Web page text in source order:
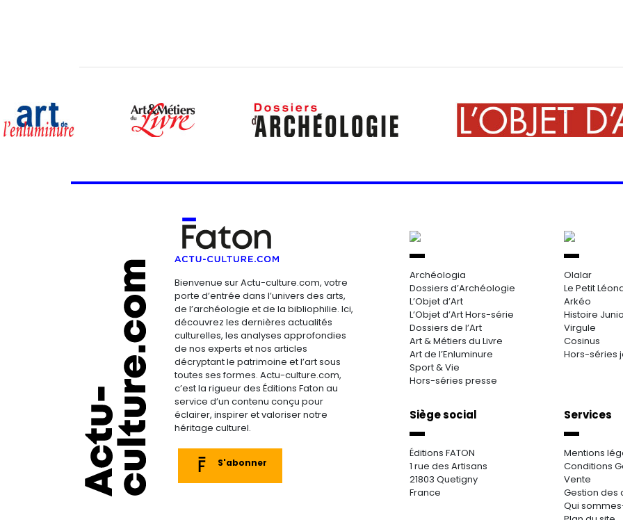
Bienvenue sur Actu-culture.com, votre
porte d’entrée dans l’univers des arts,
de l’archéologie et de la bibliophilie. Ici,
découvrez les dernières actualités
culturelles, les analyses approfondies
de nos experts et nos articles
décryptant le patrimoine et l’art sous
toutes ses formes. Actu-culture.com,
c’est la rigueur des Éditions Faton au
service d’un contenu conçu pour
éclairer, inspirer et valoriser notre
héritage culturel.
S'abonner
Archéologia
Dossiers d’Archéologie
L’Objet d’Art
L’Objet d’Art Hors-série
Dossiers de l’Art
Art & Métiers du Livre
Art de l’Enluminure
Sport & Vie
Hors-séries presse
Olalar
Le Petit
Arkéo
Histoire
Virgule
Cosinus
Hors-séries
Siège social
Éditions FATON
1 rue des Artisans
21803 Quetigny
France
Services
Mentions
Conditions
Vente
Gestion des
Qui